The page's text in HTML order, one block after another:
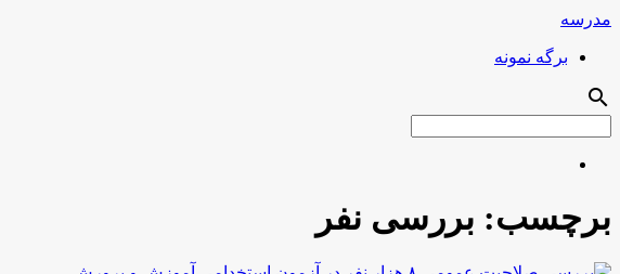
مدرسه
برگه نمونه
search
برچسب: بررسی نفر